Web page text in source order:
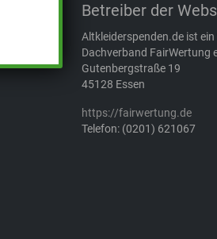
Betreiber der
Altkleiderspenden.de ist ein
Dachverband FairWertung
Gutenbergstraße 19
45128 Essen
https://fairwertung.de
Telefon: (0201) 621067